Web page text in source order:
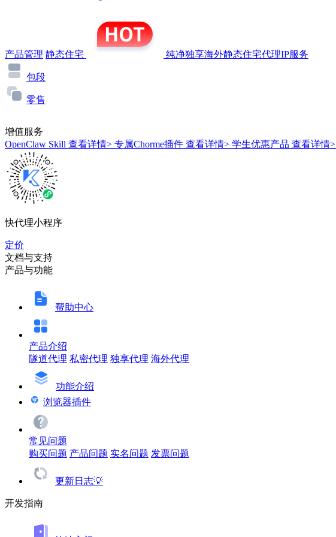
产品管理 静态住宅 纯净独享海外静态住宅代理IP服务
包段
零售
增值服务
OpenClaw Skill 查看详情> 专属Chorme插件 查看详情> 学生优惠产品 查看详情>
快代理小程序
定价
文档与支持
产品与功能
帮助中心
产品介绍
隧道代理 私密代理 独享代理 海外代理
功能介绍
浏览器插件
常见问题
购买问题 产品问题 实名问题 发票问题
更新日志💡
开发指南